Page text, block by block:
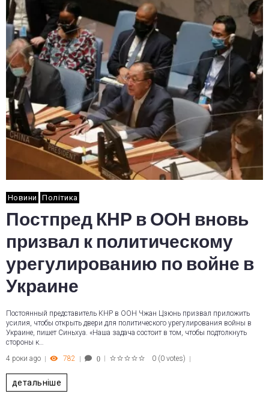
Новини Політика
Постпред КНР в ООН вновь
призвал к политическому
урегулированию по войне в
Украине
Постоянный представитель КНР в ООН Чжан Цзюнь призвал приложить
усилия, чтобы открыть двери для политического урегулирования войны в
Украине, пишет Синьхуа. «Наша задача состоит в том, чтобы подтолкнуть
стороны к…
4 роки ago
782 0 0 (0 votes)
детальніше